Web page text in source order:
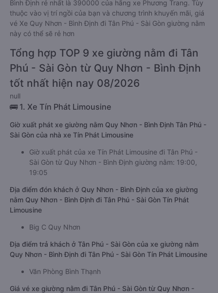
Bình Định rẻ nhất là 390000 của hãng xe Phương Trang. Tùy
thuộc vào vị trí ngồi của bạn và chương trình khuyến mãi, giá
vé Xe Quy Nhơn - Bình Định đi Tân Phú - Sài Gòn giường nằm
này có thể sẽ rẻ hơn
Tổng hợp TOP 9 xe giường nằm đi Tân
Phú - Sài Gòn từ Quy Nhơn - Bình Định
tốt nhất hiện nay 08/2026
null
🚌 1. Xe Tín Phát Limousine
Giờ xuất phát xe giường nằm Quy Nhơn - Bình Định Tân Phú -
Sài Gòn của nhà xe Tín Phát Limousine
Giờ xuất phát của xe Tín Phát Limousine đi Tân Phú -
Sài Gòn từ Quy Nhơn - Bình Định giường nằm: 19:00,
19:05
Địa điểm đón khách ở Quy Nhơn - Bình Định của xe giường
nằm Quy Nhơn - Bình Định đi Tân Phú - Sài Gòn Tín Phát
Limousine
Big C Quy Nhơn
Địa điểm trả khách ở Tân Phú - Sài Gòn của xe giường nằm
Quy Nhơn - Bình Định đi Tân Phú - Sài Gòn Tín Phát Limousine
Văn Phòng Bình Thạnh
Giá vé xe giường nằm đi Tân Phú - Sài Gòn từ Quy Nhơn -